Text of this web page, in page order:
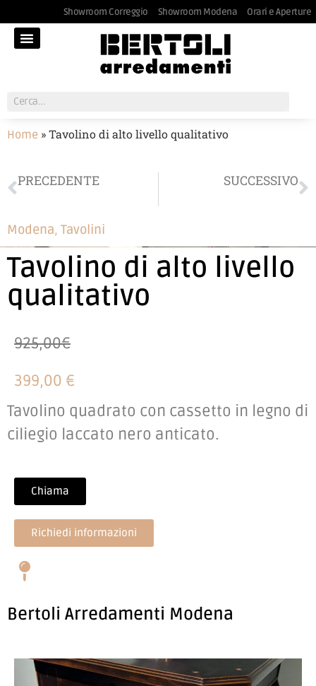
Showroom Correggio Showroom Modena Orari e Aperture
Home »Tavolino di alto livello qualitativo
PRECEDENTE SUCCESSIVO
Modena, Tavolini
Tavolino di alto livello
qualitativo
925,00€
399,00 €
Tavolino quadrato con cassetto in legno di
ciliegio laccato nero anticato.
Chiama
Richiedi informazioni
Bertoli Arredamenti Modena